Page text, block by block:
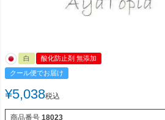
白
酸化防止剤 無添加
クール便でお届け
¥5,038税込
商品番号 18023